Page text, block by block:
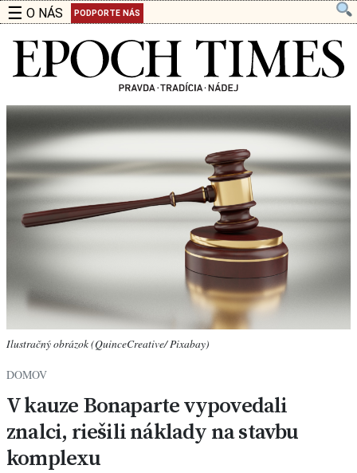
☰ O NÁS PODPORTE NÁS
Ilustračný obrázok (QuinceCreative/ Pixabay)
DOMOV
V kauze Bonaparte vypovedali
znalci, riešili náklady na stavbu
komplexu